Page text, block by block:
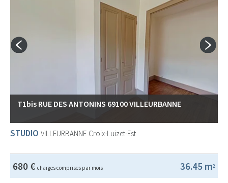
T1bis RUE DES ANTONINS 69100 VILLEURBANNE
STUDIO VILLEURBANNE Croix-Luizet-Est
36.45 m2
680 € charges comprises par mois